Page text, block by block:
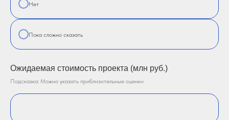
Нет
Пока сложно сказать
Ожидаемая стоимость проекта (млн руб.)
Подсказка: Можно указать приблизительные оценки